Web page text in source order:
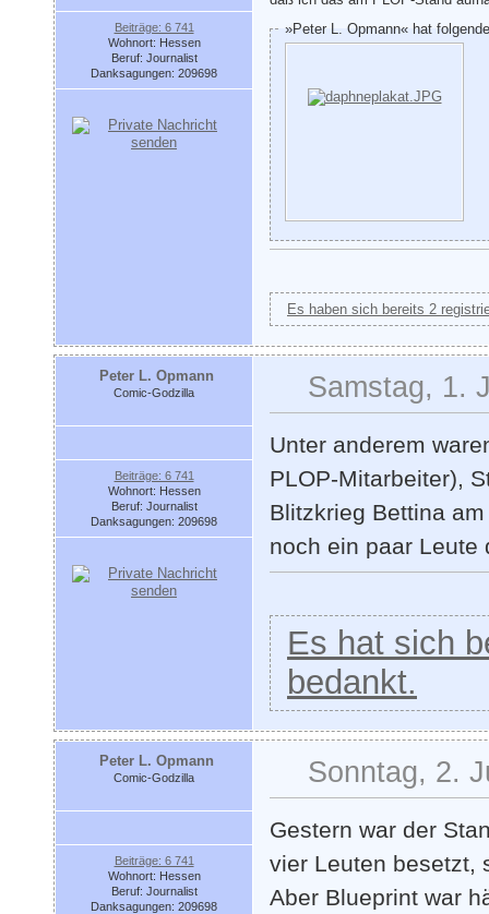
Beiträge: 6 741
Wohnort: Hessen
Beruf: Journalist
Danksagungen: 209698
»Peter L. Opmann« hat
Es haben sich bereits 2
Peter L. Opmann
Comic-Godzilla
Beiträge: 6 741
Wohnort: Hessen
Beruf: Journalist
Danksagungen: 209698
Samstag, 1.
Unter anderem
PLOP-Mitarbeiter),
Blitzkrieg Bettina
noch ein paar Leute
Es hat sich
bedankt.
Peter L. Opmann
Comic-Godzilla
Beiträge: 6 741
Wohnort: Hessen
Beruf: Journalist
Danksagungen: 209698
Sonntag, 2.
Gestern war der
vier Leuten besetzt,
Aber Blueprint war